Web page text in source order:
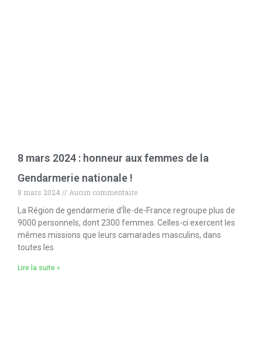
8 mars 2024 : honneur aux femmes de la
Gendarmerie nationale !
8 mars 2024
Aucun commentaire
La Région de gendarmerie d’Île-de-France regroupe plus de
9000 personnels, dont 2300 femmes. Celles-ci exercent les
mêmes missions que leurs camarades masculins, dans
toutes les
Lire la suite »